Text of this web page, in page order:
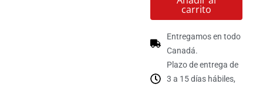
carrito
Entregamos en todo
Canadá.
Plazo de entrega de
3 a 15 días hábiles,